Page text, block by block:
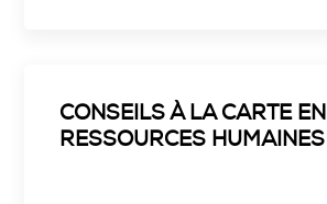
CONSEILS À LA CARTE EN
RESSOURCES HUMAINES